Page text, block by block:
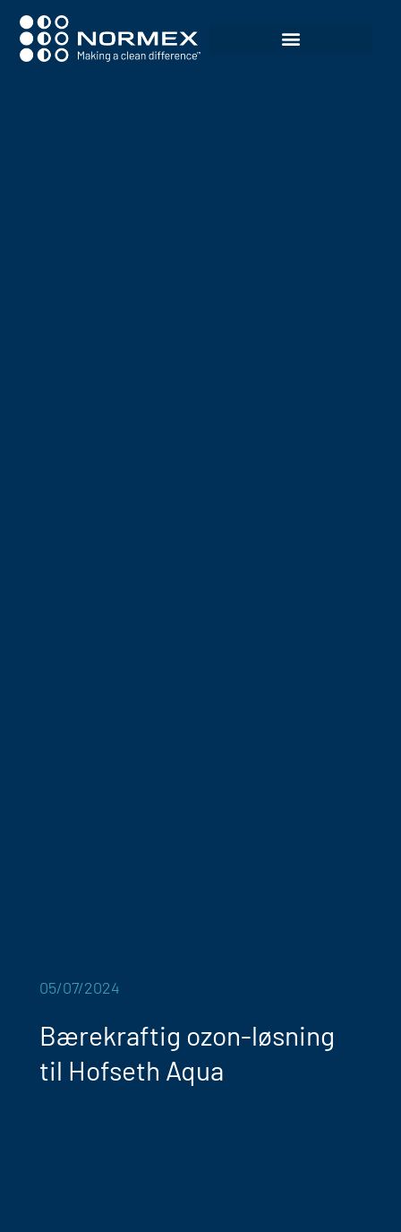
05/07/2024
Bærekraftig ozon-løsning
til Hofseth Aqua